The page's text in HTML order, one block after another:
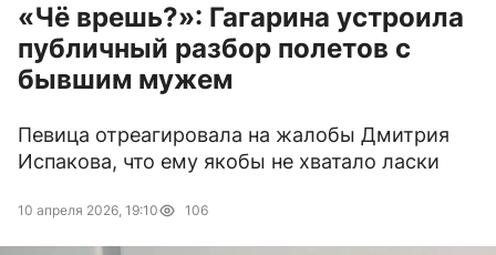
«Чё врешь?»: Гагарина устроила
публичный разбор полетов с
бывшим мужем
Певица отреагировала на жалобы Дмитрия
Испакова, что ему якобы не хватало ласки
10 апреля 2026, 19:10 106